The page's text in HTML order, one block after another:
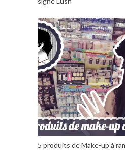
5 produits de Make-up à